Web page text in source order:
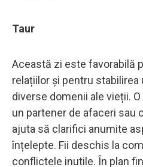
Taur
Această zi este favorabilă
relațiilor și pentru stabilirea
diverse domenii ale vieții.
un partener de afaceri sau
ajuta să clarifici anumite
înțelepte. Fii deschis la
conflictele inutile. În plan